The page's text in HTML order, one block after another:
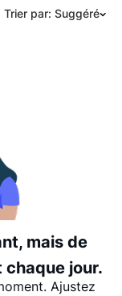
Trier par: Suggéré
mais de
chaque jour.
Ajustez